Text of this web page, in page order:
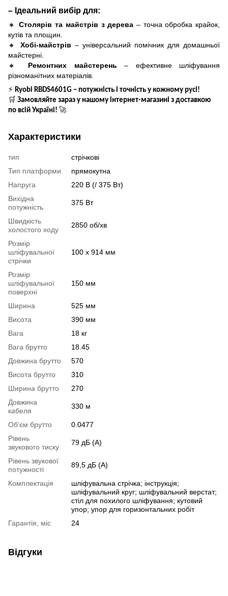
– Ідеальний вибір для:
🔸 Столярів та майстрів з дерева – точна обробка крайок,
кутів та площин.
🔸
Хобі-майстрів – універсальний помічник для домашньої
майстерні.
🔸
Ремонтних майстерень – ефективне шліфування
різноманітних матеріалів.
⚡ Ryobi RBDS4601G – потужність і точність у кожному русі!
🛒 Замовляйте зараз у нашому інтернет-магазині з доставкою
по всій Україні! 🚀
Характеристики
тип
стрічкові
Тип платформи
прямокутна
Напруга
220 В (/ 375 Вт)
Вихідна
потужність
375 Вт
Швидкість
холостого ходу
2850 об/хв
Розмір
шліфувальної
стрічки
100 х 914 мм
Розмір
шліфувальної
поверхні
150 мм
Ширина
525 мм
Висота
390 мм
Вага
18 кг
Вага брутто
18.45
Довжина брутто
570
Висота брутто
310
Ширина брутто
270
Довжина
кабеля
330 м
Об'єм брутто
0.0477
Рівень
звукового тиску
79 дБ (А)
Рівень звукової
потужності
89,5 дБ (А)
Комплектація
шліфувальна стрічка; інструкція;
шліфувальний круг; шліфувальний верстат;
стіл для похилого шліфування; кутовий
упор; упор для горизонтальних робіт
Гарантія, міс
24
Відгуки